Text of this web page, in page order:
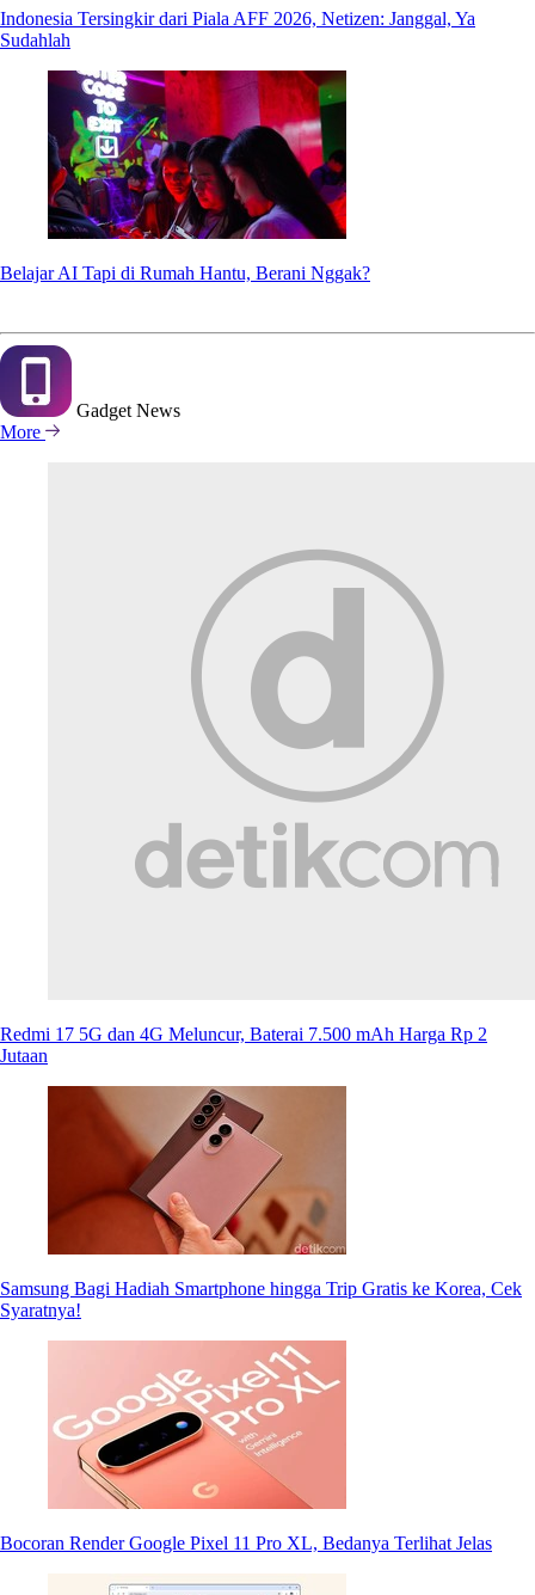
Indonesia Tersingkir dari Piala AFF 2026, Netizen: Janggal, Ya
Sudahlah
Belajar AI Tapi di Rumah Hantu, Berani Nggak?
Gadget News
More
Redmi 17 5G dan 4G Meluncur, Baterai 7.500 mAh Harga Rp 2
Jutaan
Samsung Bagi Hadiah Smartphone hingga Trip Gratis ke Korea, Cek
Syaratnya!
Bocoran Render Google Pixel 11 Pro XL, Bedanya Terlihat Jelas